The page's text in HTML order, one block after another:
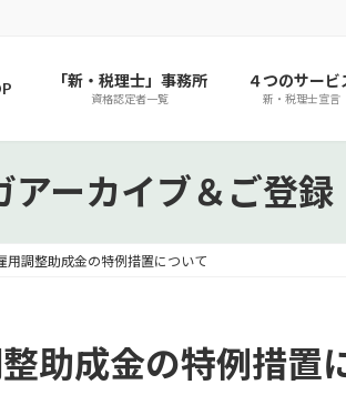
「新・税理士」事務所
資格認定者一覧
４つのサービ
新・税理士宣言
アーカイブ＆ご登録
用調整助成金の特例措置について
助成金の特例措置